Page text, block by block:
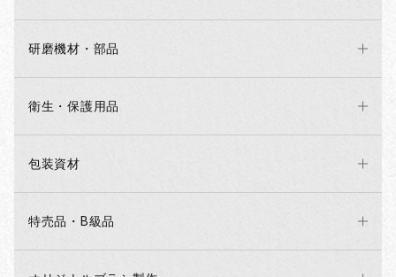
研磨機材・部品
衛生・保護用品
包装資材
特売品・B級品